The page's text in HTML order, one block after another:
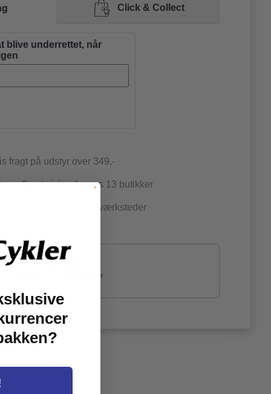
Click & Collect
blive underrettet, når
fragt på udstyr over 349,-
afhente i én af vores 13 butikker
& certificerede værksteder
Del dit køb op i 4 - 24 betalinger